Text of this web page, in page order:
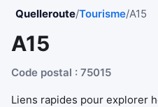
Quelleroute/Tourisme/A15
A15
Code postal : 75015
Liens rapides pour explorer